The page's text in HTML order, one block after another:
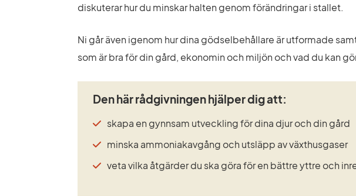
diskuterar hur du minskar halten genom förändringar i stallet.
Ni går även igenom hur dina gödselbehållare är utformade
som är bra för din gård, ekonomin och miljön och vad du kan
Den här rådgivningen hjälper dig att:
skapa en gynnsam utveckling för dina djur och din gård
minska ammoniakavgång och utsläpp av växthusgaser
veta vilka åtgärder du ska göra för en bättre yttre och